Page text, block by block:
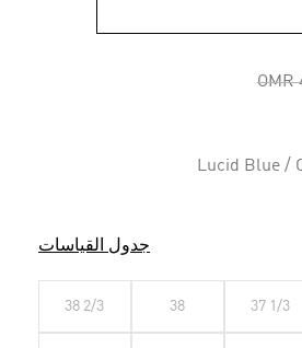
Price OMR
to
Lucid Blue /
جدول القياسات
37 1/3
38
38 2/3